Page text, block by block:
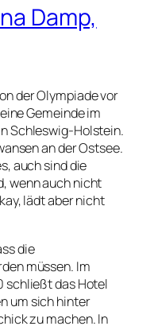
Damp,
der Olympiade vor
Gemeinde im
Schleswig-Holstein.
an der Ostsee.
auch sind die
wenn auch nicht
lädt aber nicht
die
müssen. Im
schließt das Hotel
um sich hinter
zu machen. In